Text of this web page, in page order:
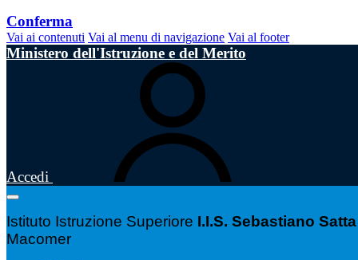
Conferma
Vai ai contenuti Vai al menu di navigazione Vai al footer
Ministero dell'Istruzione e del Merito
Accedi
Istituto Istruzione Superiore I.I.S. Sebastiano Satta
Macomer